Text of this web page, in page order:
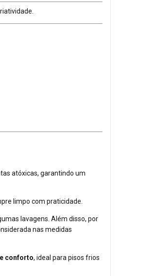
atóxicas, garantindo um
limpo com praticidade.
lavagens. Além disso, por
nas medidas
conforto, ideal para pisos frios